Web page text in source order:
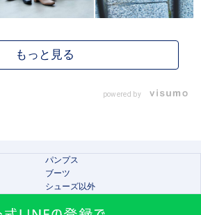
powered by
パンプス
ブーツ
シューズ以外